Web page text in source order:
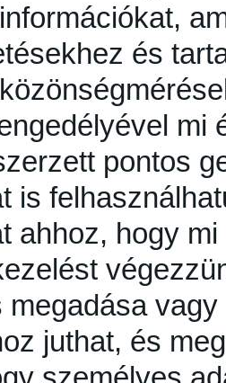
és
mi
pontos
is
ahhoz, hogy
megadása
juthat, és